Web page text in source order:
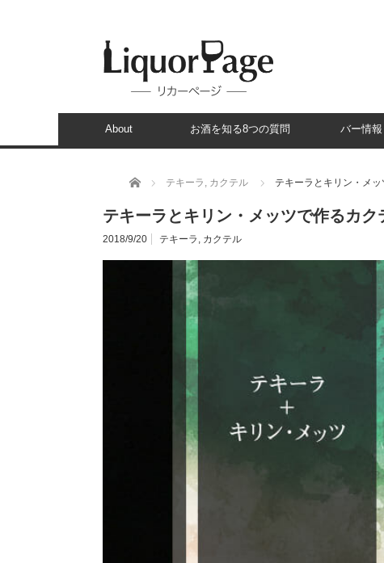
About お酒を知る8つの質問 バー情報
ホーム テキーラ , カクテル テキーラとキリン・メ
テキーラとキリン・メッツで作るカ
2018/9/20 テキーラ , カクテル